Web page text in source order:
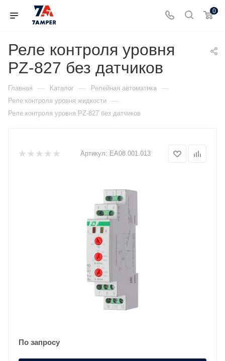
0
Реле контроля уровня
PZ-827 без датчиков
Главная — Каталог — Релейная автоматика —
Реле контроля уровня жидкости —
Реле контроля уровня PZ-827 без датчиков
Артикул: ЕА08.001.013
По запросу